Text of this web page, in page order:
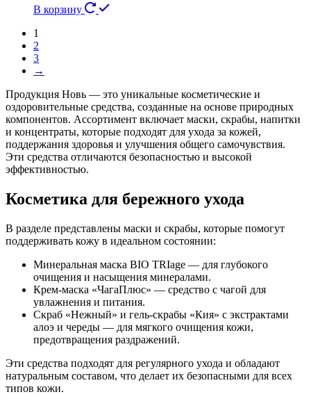
В корзину
1
2
3
→
Продукция Новь — это уникальные косметические и
оздоровительные средства, созданные на основе природных
компонентов. Ассортимент включает маски, скрабы, напитки
и концентраты, которые подходят для ухода за кожей,
поддержания здоровья и улучшения общего самочувствия.
Эти средства отличаются безопасностью и высокой
эффективностью.
Косметика для бережного ухода
В разделе представлены маски и скрабы, которые помогут
поддерживать кожу в идеальном состоянии:
Минеральная маска BIO TRIage — для глубокого
очищения и насыщения минералами.
Крем-маска «ЧагаПлюс» — средство с чагой для
увлажнения и питания.
Скраб «Нежный» и гель-скрабы «Кия» с экстрактами
алоэ и череды — для мягкого очищения кожи,
предотвращения раздражений.
Эти средства подходят для регулярного ухода и обладают
натуральным составом, что делает их безопасными для всех
типов кожи.